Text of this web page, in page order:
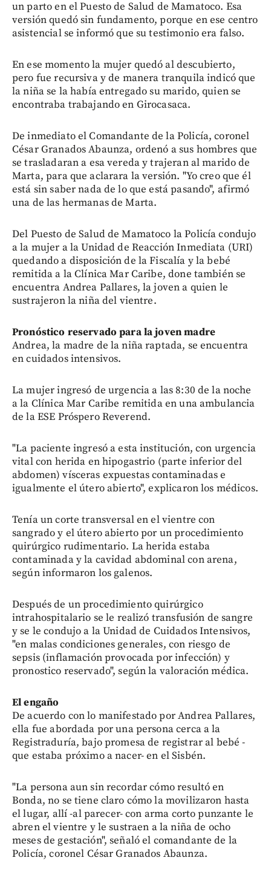
un parto en el Puesto de Salud de Mamatoco. Esa
versión quedó sin fundamento, porque en ese centro
asistencial se informó que su testimonio era falso.
En ese momento la mujer quedó al descubierto,
pero fue recursiva y de manera tranquila indicó que
la niña se la había entregado su marido, quien se
encontraba trabajando en Girocasaca.
De inmediato el Comandante de la Policía, coronel
César Granados Abaunza, ordenó a sus hombres que
se trasladaran a esa vereda y trajeran al marido de
Marta, para que aclarara la versión. "Yo creo que él
está sin saber nada de lo que está pasando", afirmó
una de las hermanas de Marta.
Del Puesto de Salud de Mamatoco la Policía condujo
a la mujer a la Unidad de Reacción Inmediata (URI)
quedando a disposición de la Fiscalía y la bebé
remitida a la Clínica Mar Caribe, done también se
encuentra Andrea Pallares, la joven a quien le
sustrajeron la niña del vientre.
Pronóstico reservado para la joven madre
Andrea, la madre de la niña raptada, se encuentra
en cuidados intensivos.
La mujer ingresó de urgencia a las 8:30 de la noche
a la Clínica Mar Caribe remitida en una ambulancia
de la ESE Próspero Reverend.
"La paciente ingresó a esta institución, con urgencia
vital con herida en hipogastrio (parte inferior del
abdomen) vísceras expuestas contaminadas e
igualmente el útero abierto", explicaron los médicos.
Tenía un corte transversal en el vientre con
sangrado y el útero abierto por un procedimiento
quirúrgico rudimentario. La herida estaba
contaminada y la cavidad abdominal con arena,
según informaron los galenos.
Después de un procedimiento quirúrgico
intrahospitalario se le realizó transfusión de sangre
y se le condujo a la Unidad de Cuidados Intensivos,
"en malas condiciones generales, con riesgo de
sepsis (inflamación provocada por infección) y
pronostico reservado", según la valoración médica.
El engaño
De acuerdo con lo manifestado por Andrea Pallares,
ella fue abordada por una persona cerca a la
Registraduría, bajo promesa de registrar al bebé -
que estaba próximo a nacer- en el Sisbén.
"La persona aun sin recordar cómo resultó en
Bonda, no se tiene claro cómo la movilizaron hasta
el lugar, allí -al parecer- con arma corto punzante le
abren el vientre y le sustraen a la niña de ocho
meses de gestación", señaló el comandante de la
Policía, coronel César Granados Abaunza.